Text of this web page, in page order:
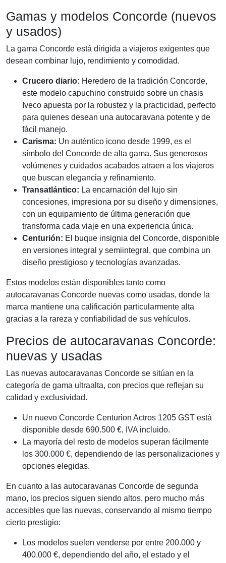
Gamas y modelos Concorde (nuevos
y usados)
La gama Concorde está dirigida a viajeros exigentes que
desean combinar lujo, rendimiento y comodidad.
Crucero diario: Heredero de la tradición Concorde,
este modelo capuchino construido sobre un chasis
Iveco apuesta por la robustez y la practicidad, perfecto
para quienes desean una autocaravana potente y de
fácil manejo.
Carisma: Un auténtico icono desde 1999, es el
símbolo del Concorde de alta gama. Sus generosos
volúmenes y cuidados acabados atraen a los viajeros
que buscan elegancia y refinamiento.
Transatlántico: La encarnación del lujo sin
concesiones, impresiona por su diseño y dimensiones,
con un equipamiento de última generación que
transforma cada viaje en una experiencia única.
Centurión: El buque insignia del Concorde, disponible
en versiones integral y semiintegral, que combina un
diseño prestigioso y tecnologías avanzadas.
Estos modelos están disponibles tanto como
autocaravanas Concorde nuevas como usadas, donde la
marca mantiene una calificación particularmente alta
gracias a la rareza y confiabilidad de sus vehículos.
Precios de autocaravanas Concorde:
nuevas y usadas
Las nuevas autocaravanas Concorde se sitúan en la
categoría de gama ultraalta, con precios que reflejan su
calidad y exclusividad.
Un nuevo Concorde Centurion Actros 1205 GST está
disponible desde 690.500 €, IVA incluido.
La mayoría del resto de modelos superan fácilmente
los 300.000 €, dependiendo de las personalizaciones y
opciones elegidas.
En cuanto a las autocaravanas Concorde de segunda
mano, los precios siguen siendo altos, pero mucho más
accesibles que las nuevas, conservando al mismo tiempo
cierto prestigio:
Los modelos suelen venderse por entre 200.000 y
400.000 €, dependiendo del año, el estado y el